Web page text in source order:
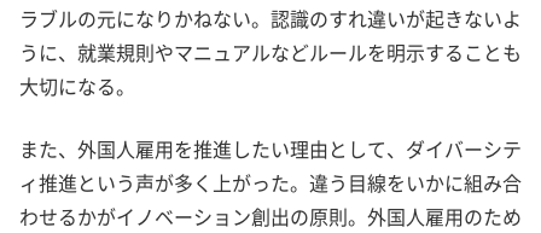
ラブルの元になりかねない。認識のすれ違いが起きないよ
うに、就業規則やマニュアルなどルールを明示することも
大切になる。
また、外国人雇用を推進したい理由として、ダイバーシテ
ィ推進という声が多く上がった。違う目線をいかに組み合
わせるかがイノベーション創出の原則。外国人雇用のため